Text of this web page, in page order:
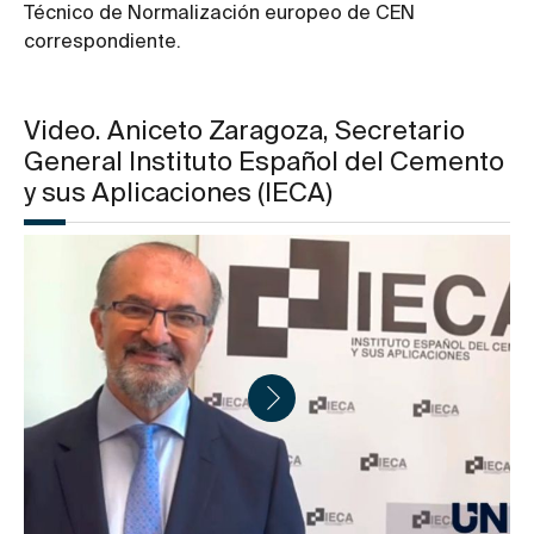
Técnico de Normalización europeo de CEN
correspondiente.
Video. Aniceto Zaragoza, Secretario
General Instituto Español del Cemento
y sus Aplicaciones (IECA)